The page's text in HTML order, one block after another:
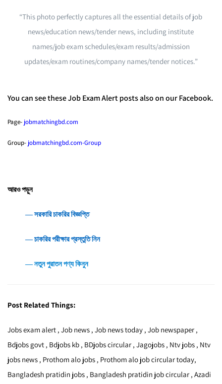
“This photo perfectly captures all the essential details of job
news/education news/tender news, including institute
names/job exam schedules/exam results/admission
updates/exam routines/company names/tender notices.”
You can see these Job Exam Alert posts also on our Facebook.
Page- jobmatchingbd.com
Group- jobmatchingbd.com-Group
আরও পড়ুন
― সরকারি চাকরির বিজ্ঞপ্তি
― চাকরির পরীক্ষার প্রস্তুতি নিন
― নতুন পুরাতন পণ্য কিনুন
Post Related Things:
Jobs exam alert , Job news , Job news today , Job newspaper ,
Bdjobs govt , Bdjobs kb , BDjobs circular , Jagojobs , Ntv jobs , Ntv
jobs news , Prothom alo jobs , Prothom alo job circular today,
Bangladesh pratidin jobs , Bangladesh pratidin job circular , Azadi